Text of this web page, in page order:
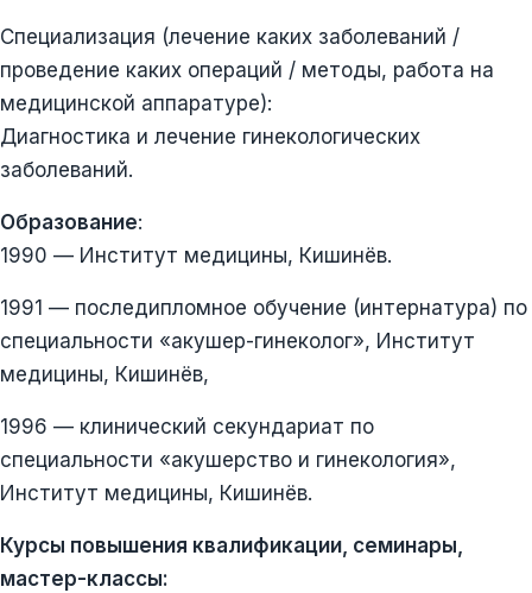
Специализация (лечение каких заболеваний /
проведение каких операций / методы, работа на
медицинской аппаратуре):
Диагностика и лечение гинекологических
заболеваний.
Образование:
1990 — Институт медицины, Кишинёв.
1991 — последипломное обучение (интернатура) по
специальности «акушер-гинеколог», Институт
медицины, Кишинёв,
1996 — клинический секундариат по
специальности «акушерство и гинекология»,
Институт медицины, Кишинёв.
Курсы повышения квалификации, семинары,
мастер-классы: